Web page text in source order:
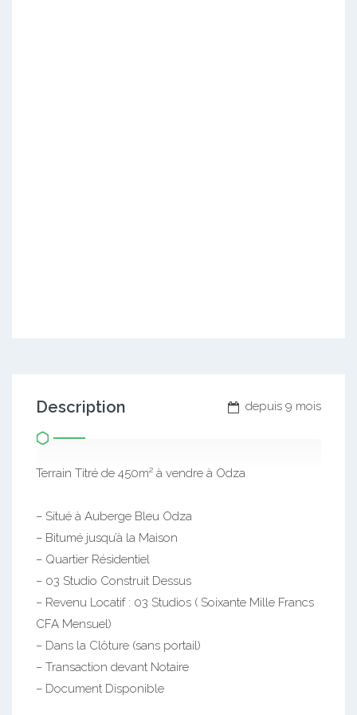
depuis 9 mois
Description
Terrain Titré de 450m² à vendre à Odza
– Situé à Auberge Bleu Odza
– Bitumé jusqu’à la Maison
– Quartier Résidentiel
– 03 Studio Construit Dessus
– Revenu Locatif : 03 Studios ( Soixante Mille Francs
CFA Mensuel)
– Dans la Clôture (sans portail)
– Transaction devant Notaire
– Document Disponible